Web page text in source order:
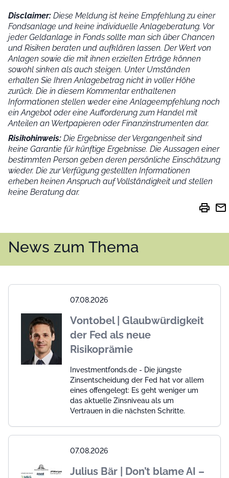
Disclaimer: Diese Meldung ist keine Empfehlung zu einer
Fondsanlage und keine individuelle Anlageberatung. Vor
jeder Geldanlage in Fonds sollte man sich über Chancen
und Risiken beraten und aufklären lassen. Der Wert von
Anlagen sowie die mit ihnen erzielten Erträge können
sowohl sinken als auch steigen. Unter Umständen
erhalten Sie Ihren Anlagebetrag nicht in voller Höhe
zurück. Die in diesem Kommentar enthaltenen
Informationen stellen weder eine Anlageempfehlung noch
ein Angebot oder eine Aufforderung zum Handel mit
Anteilen an Wertpapieren oder Finanzinstrumenten dar.
Risikohinweis: Die Ergebnisse der Vergangenheit sind
keine Garantie für künftige Ergebnisse. Die Aussagen einer
bestimmten Person geben deren persönliche Einschätzung
wieder. Die zur Verfügung gestellten Informationen
erheben keinen Anspruch auf Vollständigkeit und stellen
keine Beratung dar.
print mail
News zum Thema
07.08.2026
Vontobel | Glaubwürdigkeit
der Fed als neue
Risikoprämie
Investmentfonds.de - Die jüngste
Zinsentscheidung der Fed hat vor allem
eines offengelegt: Es geht weniger um
das aktuelle Zinsniveau als um
Vertrauen in die nächsten Schritte.
07.08.2026
Julius Bär | Don’t blame AI –